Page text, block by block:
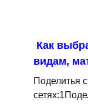
Как
видам,
Поделитья